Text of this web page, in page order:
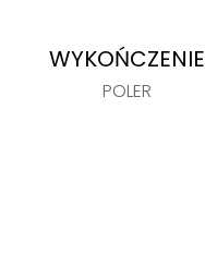
WYKOŃCZENIE
POLER